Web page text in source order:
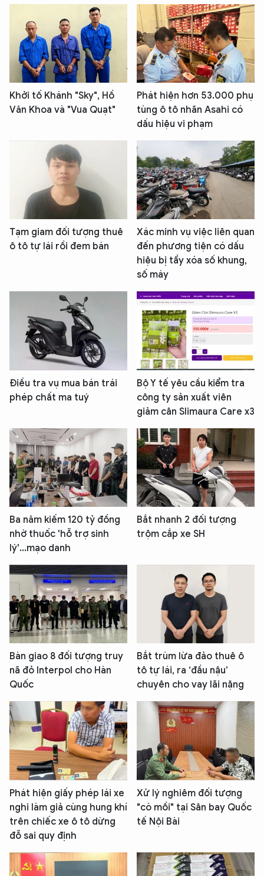
Khởi tố Khánh "Sky", Hồ
Văn Khoa và "Vua Quạt"
Phát hiện hơn 53.000 phụ
tùng ô tô nhãn Asahi có
dấu hiệu vi phạm
Tạm giam đối tượng thuê
ô tô tự lái rồi đem bán
Xác minh vụ việc liên quan
đến phương tiện có dấu
hiệu bị tẩy xóa số khung,
số máy
Điều tra vụ mua bán trái
phép chất ma tuý
Bộ Y tế yêu cầu kiểm tra
công ty sản xuất viên
giảm cân Slimaura Care x3
Ba năm kiếm 120 tỷ đồng
nhờ thuốc 'hỗ trợ sinh
lý'...mạo danh
Bắt nhanh 2 đối tượng
trộm cắp xe SH
Bàn giao 8 đối tượng truy
nã đỏ Interpol cho Hàn
Quốc
Bắt trùm lừa đảo thuê ô
tô tự lái, ra ‘đầu nậu’
chuyên cho vay lãi nặng
Phát hiện giấy phép lái xe
nghi làm giả cùng hung khí
trên chiếc xe ô tô dừng
đỗ sai quy định
Xử lý nghiêm đối tượng
"cò mồi" tại Sân bay Quốc
tế Nội Bài